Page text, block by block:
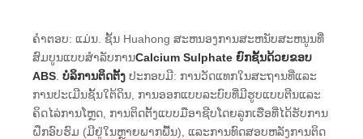
ຄໍາຕອບ: ແມ່ນ. ຊັ້ນ Huahong ສະຫນອງການສະຫນັບສະຫນູນທີ່
ສົມບູນແບບສໍາລັບການCalcium Sulphate ຍົກຊັ້ນດ້ວຍຂອບ
ABS .ບໍລິການຕິດຕັ້ງ ປະກອບມີ: ການວັດແທກໃນສະຖານທີ່ແລະ
ການປະເມີນຊັ້ນໃຕ້ດິນ, ການອອກແບບລະບົບທີ່ມີຮູບແບບຕີນແລະ
ຄິດໄລ່ການໂຫຼດ, ການຕິດຕັ້ງແບບມືອາຊີບໂດຍລູກເຮືອທີ່ໄດ້ຮັບການ
ຝຶກອົບຮົມ (ມີຢູ່ໃນຫຼາຍພາກພື້ນ), ແລະການທົດສອບຫລັງການຕິດ